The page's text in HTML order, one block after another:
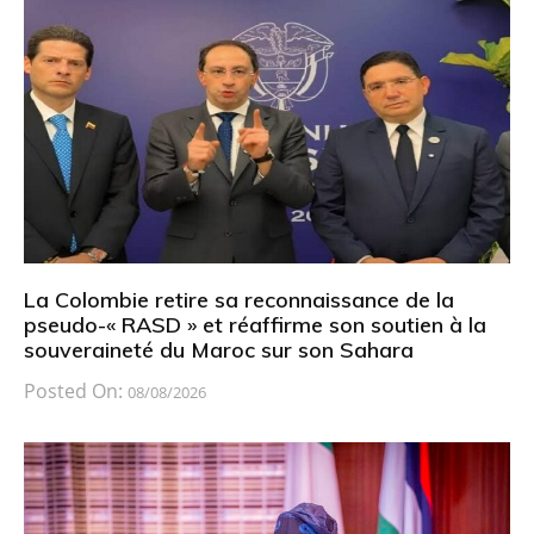
La Colombie retire sa reconnaissance de la
pseudo-« RASD » et réaffirme son soutien à la
souveraineté du Maroc sur son Sahara
Posted On: 08/08/2026